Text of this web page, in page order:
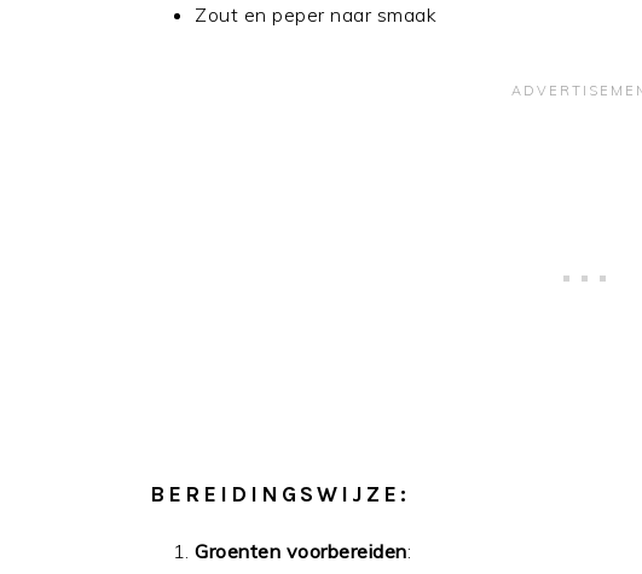
Zout en peper naar smaak
BEREIDINGSWIJZE:
Groenten voorbereiden: